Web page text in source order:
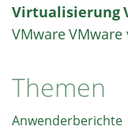
Virtualisierung
VMwareVMware
Themen
Anwenderberichte